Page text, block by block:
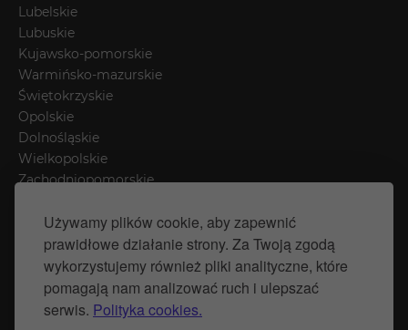
Używamy plików cookie, aby zapewnić
prawidłowe działanie strony. Za Twoją zgodą
wykorzystujemy również pliki analityczne, które
pomagają nam analizować ruch i ulepszać
serwis. Polityka cookies.
Lubelskie
Lubuskie
Kujawsko-pomorskie
Warmińsko-mazurskie
Świętokrzyskie
Opolskie
Dolnośląskie
Wielkopolskie
Zachodniopomorskie
Mazowieckie
Śląskie
Polityka prywatności
Polityka Cookies